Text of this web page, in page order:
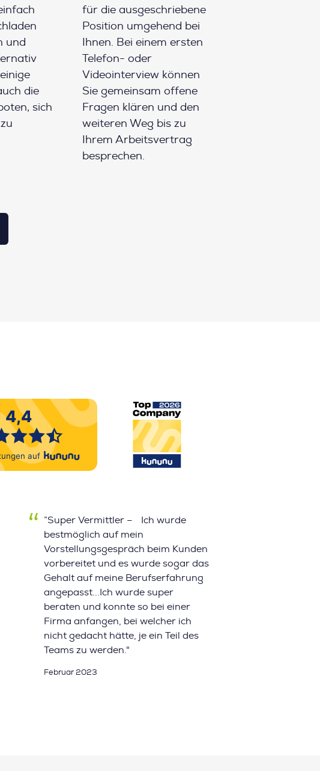
und
die
sich
für die ausgeschriebene
Position umgehend bei
Ihnen. Bei einem ersten
Telefon- oder
Videointerview können
Sie gemeinsam offene
Fragen klären und den
weiteren Weg bis zu
Ihrem Arbeitsvertrag
besprechen.
”Super Vermittler – Ich wurde
bestmöglich auf mein
Vorstellungsgespräch beim Kunden
vorbereitet und es wurde sogar das
Gehalt auf meine Berufserfahrung
angepasst...Ich wurde super
beraten und konnte so bei einer
Firma anfangen, bei welcher ich
nicht gedacht hätte, je ein Teil des
Teams zu werden."
Februar 2023